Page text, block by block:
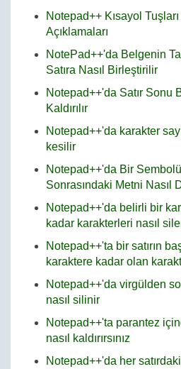
Notepad++ Kısayol
Açıklamaları
NotePad++'da Belgenin
Satıra Nasıl Birleştirilir
Notepad++'da Satır Sonu
Kaldırılır
Notepad++'da karakter
kesilir
Notepad++'da Bir
Sonrasındaki Metni Nasıl
Notepad++'da belirli bir
kadar karakterleri nasıl
Notepad++'ta bir satırın
karaktere kadar olan
Notepad++'da virgülden
nasıl silinir
Notepad++'ta parantez
nasıl kaldırırsınız
Notepad++'da her